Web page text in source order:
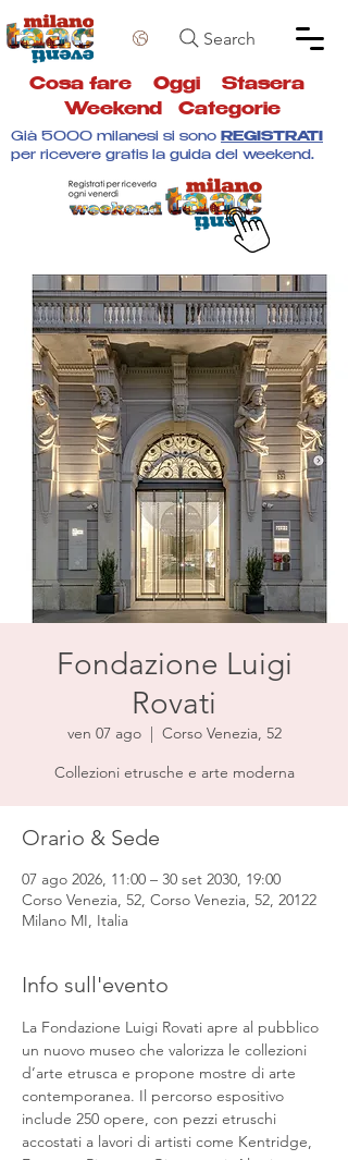
Search
Cosa fare Oggi Stasera
Weekend
Categorie
Già 5000 milanesi si sono REGISTRATI
per ricevere gratis la guida del weekend.
Fondazione Luigi
Rovati
ven 07 ago
  |
Corso Venezia, 52
Collezioni etrusche e arte moderna
Orario & Sede
07 ago 2026, 11:00 – 30 set 2030, 19:00
Corso Venezia, 52, Corso Venezia, 52, 20122
Milano MI, Italia
Info sull'evento
La Fondazione Luigi Rovati apre al pubblico
un nuovo museo che valorizza le collezioni
d’arte etrusca e propone mostre di arte
contemporanea. Il percorso espositivo
include 250 opere, con pezzi etruschi
accostati a lavori di artisti come Kentridge,